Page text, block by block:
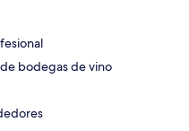
bodegas de vino